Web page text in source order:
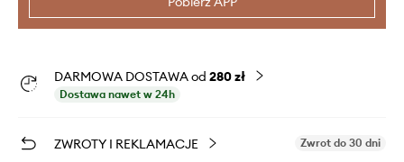
DARMOWA DOSTAWA od 280 zł
Dostawa nawet w 24h
ZWROTY I REKLAMACJE Zwrot do 30 dni